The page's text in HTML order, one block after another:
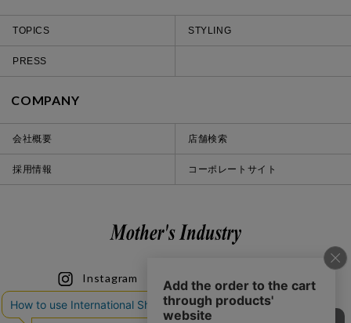
TOPICS STYLING
PRESS
COMPANY
会社概要 店舗検索
採用情報 コーポレートサイト
Instagram LINE
iOS Android